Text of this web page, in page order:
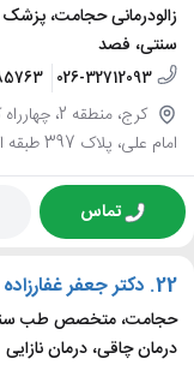
زالودرمانی حجامت،
سنتی، فصد
026-32712093
کرج،
امام علی، پلاک 397 طبقه اول
تماس
22. دکتر جعفر غفارزاده
حجامت، متخصص طب
درمان چاقی، درمان نازایی